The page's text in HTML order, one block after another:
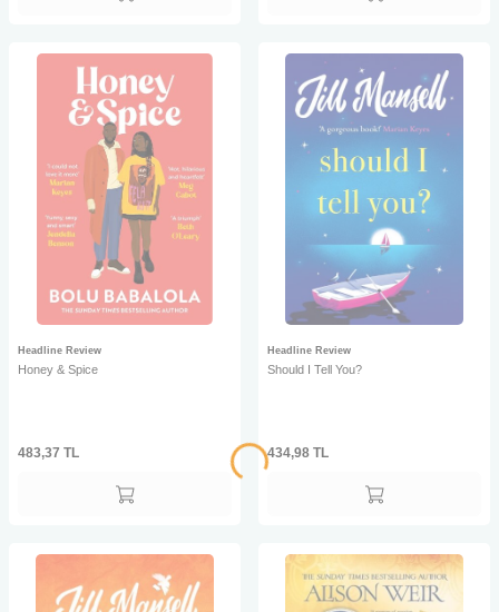
Headline Review
Honey & Spice
483,37 TL
Headline Review
Should I Tell You?
434,98 TL